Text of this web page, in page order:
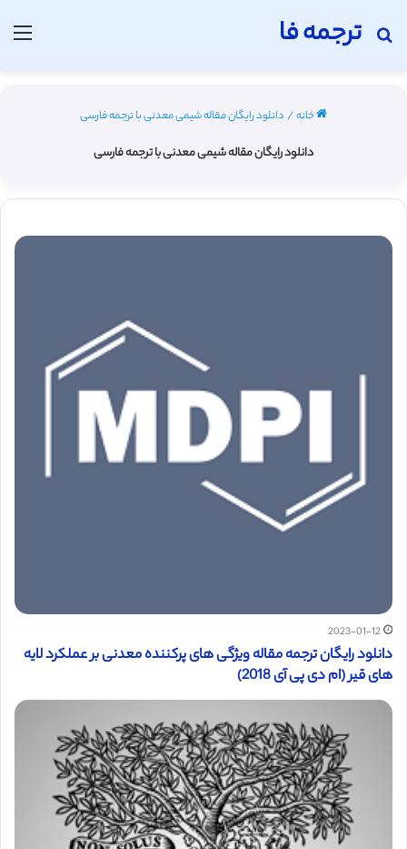
ترجمه فا
جستجو برای
خانه/ دانلود رایگان مقاله شیمی معدنی با ترجمه فارسی
دانلود رایگان مقاله شیمی معدنی با ترجمه فارسی
2023-01-12
دانلود رایگان ترجمه مقاله ویژگی های پرکننده معدنی بر عملکرد لایه
های قیر (ام دی پی آی 2018)